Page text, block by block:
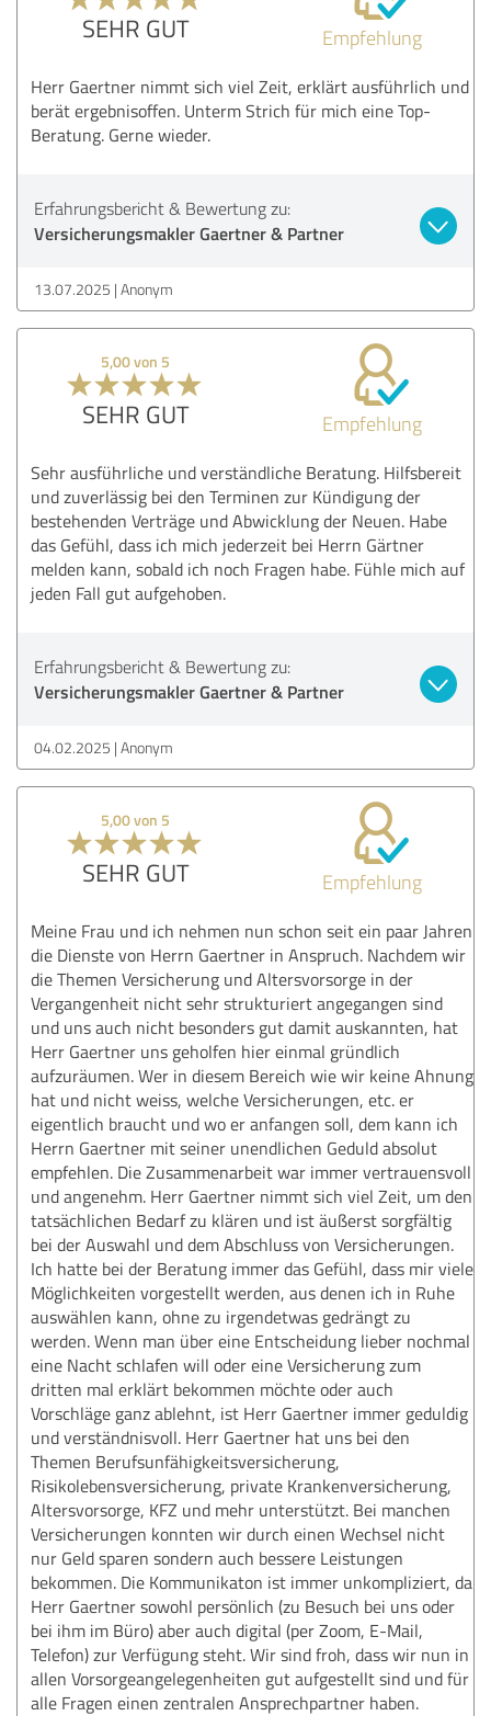
SEHR GUT Empfehlung
Herr Gaertner nimmt sich viel Zeit, erklärt ausführlich und
berät ergebnisoffen. Unterm Strich für mich eine Top-
Beratung. Gerne wieder.
Erfahrungsbericht & Bewertung zu:
Versicherungsmakler Gaertner & Partner
13.07.2025 Anonym
5,00 von 5
SEHR GUT Empfehlung
Sehr ausführliche und verständliche Beratung. Hilfsbereit
und zuverlässig bei den Terminen zur Kündigung der
bestehenden Verträge und Abwicklung der Neuen. Habe
das Gefühl, dass ich mich jederzeit bei Herrn Gärtner
melden kann, sobald ich noch Fragen habe. Fühle mich auf
jeden Fall gut aufgehoben.
Erfahrungsbericht & Bewertung zu:
Versicherungsmakler Gaertner & Partner
04.02.2025 Anonym
5,00 von 5
SEHR GUT Empfehlung
Meine Frau und ich nehmen nun schon seit ein paar Jahren
die Dienste von Herrn Gaertner in Anspruch. Nachdem wir
die Themen Versicherung und Altersvorsorge in der
Vergangenheit nicht sehr strukturiert angegangen sind
und uns auch nicht besonders gut damit auskannten, hat
Herr Gaertner uns geholfen hier einmal gründlich
aufzuräumen. Wer in diesem Bereich wie wir keine Ahnung
hat und nicht weiss, welche Versicherungen, etc. er
eigentlich braucht und wo er anfangen soll, dem kann ich
Herrn Gaertner mit seiner unendlichen Geduld absolut
empfehlen. Die Zusammenarbeit war immer vertrauensvoll
und angenehm. Herr Gaertner nimmt sich viel Zeit, um den
tatsächlichen Bedarf zu klären und ist äußerst sorgfältig
bei der Auswahl und dem Abschluss von Versicherungen.
Ich hatte bei der Beratung immer das Gefühl, dass mir viele
Möglichkeiten vorgestellt werden, aus denen ich in Ruhe
auswählen kann, ohne zu irgendetwas gedrängt zu
werden. Wenn man über eine Entscheidung lieber nochmal
eine Nacht schlafen will oder eine Versicherung zum
dritten mal erklärt bekommen möchte oder auch
Vorschläge ganz ablehnt, ist Herr Gaertner immer geduldig
und verständnisvoll. Herr Gaertner hat uns bei den
Themen Berufsunfähigkeitsversicherung,
Risikolebensversicherung, private Krankenversicherung,
Altersvorsorge, KFZ und mehr unterstützt. Bei manchen
Versicherungen konnten wir durch einen Wechsel nicht
nur Geld sparen sondern auch bessere Leistungen
bekommen. Die Kommunikaton ist immer unkompliziert, da
Herr Gaertner sowohl persönlich (zu Besuch bei uns oder
bei ihm im Büro) aber auch digital (per Zoom, E-Mail,
Telefon) zur Verfügung steht. Wir sind froh, dass wir nun in
allen Vorsorgeangelegenheiten gut aufgestellt sind und für
alle Fragen einen zentralen Ansprechpartner haben.